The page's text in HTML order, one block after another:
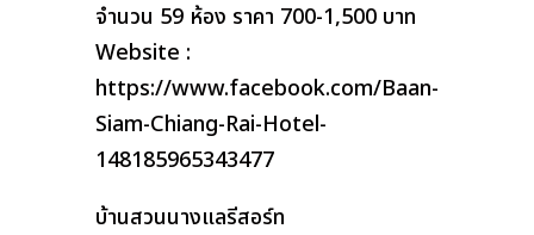
จำนวน 59 ห้อง ราคา 700-1,500 บาท
Website :
https://www.facebook.com/Baan-
Siam-Chiang-Rai-Hotel-
148185965343477
บ้านสวนนางแลรีสอร์ท